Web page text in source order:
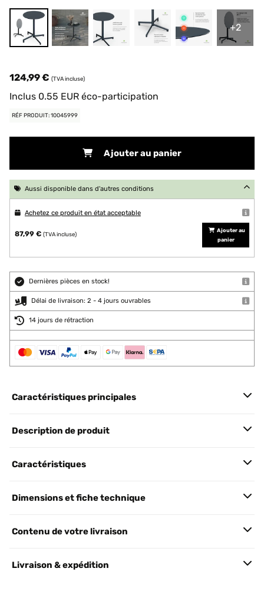
+2
124,99 € (TVA incluse)
Inclus 0.55 EUR éco-participation
RÉF PRODUIT: 10045999
Ajouter au panier
Aussi disponible dans d'autres conditions
Achetez ce produit en état acceptable
87,99 € (TVA incluse)
Ajouter au
panier
Dernières pièces en stock!
Délai de livraison: 2 - 4 jours ouvrables
14 jours de rétraction
Caractéristiques principales
Description de produit
Caractéristiques
Dimensions et fiche technique
Contenu de votre livraison
Livraison & expédition